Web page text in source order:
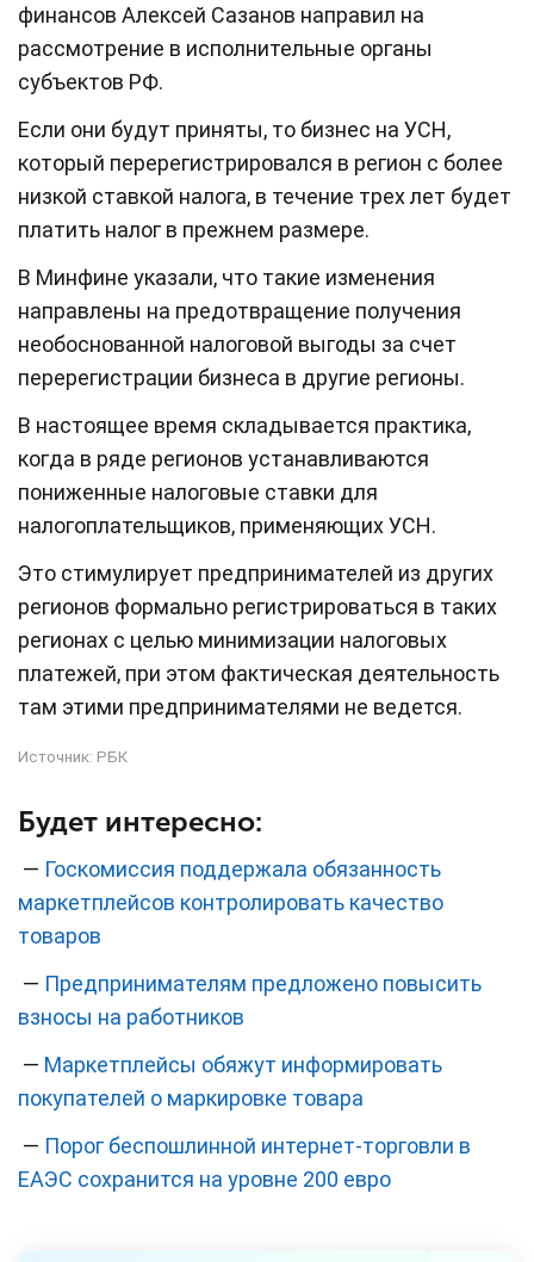
финансов Алексей Сазанов направил на
рассмотрение в исполнительные органы
субъектов РФ.
Если они будут приняты, то бизнес на УСН,
который перерегистрировался в регион с более
низкой ставкой налога, в течение трех лет будет
платить налог в прежнем размере.
В Минфине указали, что такие изменения
направлены на предотвращение получения
необоснованной налоговой выгоды за счет
перерегистрации бизнеса в другие регионы.
В настоящее время складывается практика,
когда в ряде регионов устанавливаются
пониженные налоговые ставки для
налогоплательщиков, применяющих УСН.
Это стимулирует предпринимателей из других
регионов формально регистрироваться в таких
регионах с целью минимизации налоговых
платежей, при этом фактическая деятельность
там этими предпринимателями не ведется.
Источник: РБК
Будет интересно:
— Госкомиссия поддержала обязанность
маркетплейсов контролировать качество
товаров
— Предпринимателям предложено повысить
взносы на работников
— Маркетплейсы обяжут информировать
покупателей о маркировке товара
— Порог беспошлинной интернет-торговли в
ЕАЭС сохранится на уровне 200 евро